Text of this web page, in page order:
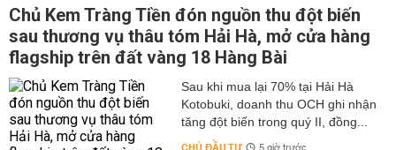
Chủ Kem Tràng Tiền đón nguồn thu đột biến
sau thương vụ thâu tóm Hải Hà, mở cửa hàng
flagship trên đất vàng 18 Hàng Bài
Sau khi mua lại 70% tại Hải Hà
Kotobuki, doanh thu OCH ghi nhận
tăng đột biến trong quý II, đồng...